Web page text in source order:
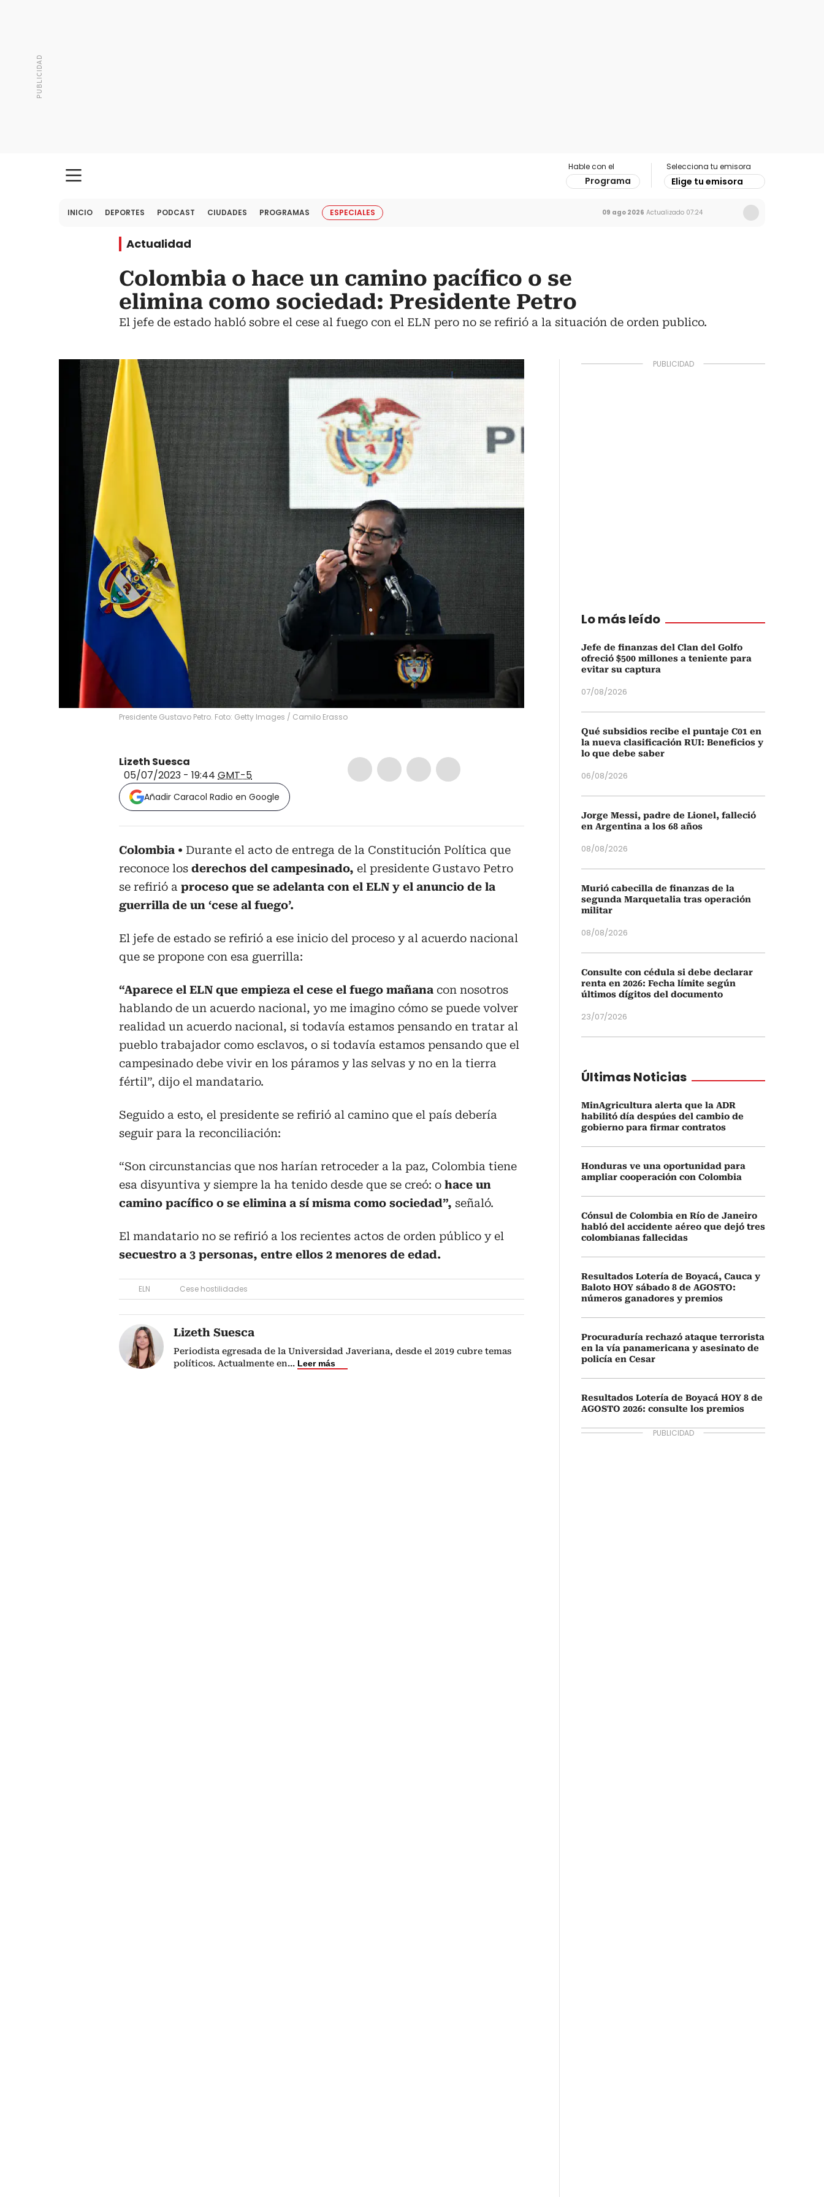
Hable con el
Programa
Selecciona tu emisora
Elige tu emisora
INICIO DEPORTES PODCAST CIUDADES PROGRAMAS ESPECIALES 09 ago 2026 Actualizado 07:24
Actualidad
Colombia o hace un camino pacífico o se
elimina como sociedad: Presidente Petro
El jefe de estado habló sobre el cese al fuego con el ELN pero no se refirió a la situación de orden publico.
Presidente Gustavo Petro. Foto: Getty Images / Camilo Erasso
Lizeth Suesca
05/07/2023 - 19:44 GMT-5
Añadir Caracol Radio en Google
Colombia
Durante el acto de entrega de la Constitución Política que
reconoce los derechos del campesinado, el presidente Gustavo Petro
se refirió a proceso que se adelanta con el ELN y el anuncio de la
guerrilla de un ‘cese al fuego’.
El jefe de estado se refirió a ese inicio del proceso y al acuerdo nacional
que se propone con esa guerrilla:
“Aparece el ELN que empieza el cese el fuego mañana con nosotros
hablando de un acuerdo nacional, yo me imagino cómo se puede volver
realidad un acuerdo nacional, si todavía estamos pensando en tratar al
pueblo trabajador como esclavos, o si todavía estamos pensando que el
campesinado debe vivir en los páramos y las selvas y no en la tierra
fértil”, dijo el mandatario.
Seguido a esto, el presidente se refirió al camino que el país debería
seguir para la reconciliación:
“Son circunstancias que nos harían retroceder a la paz, Colombia tiene
esa disyuntiva y siempre la ha tenido desde que se creó: o hace un
camino pacífico o se elimina a sí misma como sociedad”, señaló.
El mandatario no se refirió a los recientes actos de orden público y el
secuestro a 3 personas, entre ellos 2 menores de edad.
ELN Cese hostilidades
Lizeth Suesca
Periodista egresada de la Universidad Javeriana, desde el 2019 cubre temas
políticos. Actualmente en... Leer más
Lo más leído
Jefe de finanzas del Clan del Golfo
ofreció $500 millones a teniente para
evitar su captura
07/08/2026
Qué subsidios recibe el puntaje C01 en
la nueva clasificación RUI: Beneficios y
lo que debe saber
06/08/2026
Jorge Messi, padre de Lionel, falleció
en Argentina a los 68 años
08/08/2026
Murió cabecilla de finanzas de la
segunda Marquetalia tras operación
militar
08/08/2026
Consulte con cédula si debe declarar
renta en 2026: Fecha límite según
últimos dígitos del documento
23/07/2026
Últimas Noticias
MinAgricultura alerta que la ADR
habilitó día despúes del cambio de
gobierno para firmar contratos
Honduras ve una oportunidad para
ampliar cooperación con Colombia
Cónsul de Colombia en Río de Janeiro
habló del accidente aéreo que dejó tres
colombianas fallecidas
Resultados Lotería de Boyacá, Cauca y
Baloto HOY sábado 8 de AGOSTO:
números ganadores y premios
Procuraduría rechazó ataque terrorista
en la vía panamericana y asesinato de
policía en Cesar
Resultados Lotería de Boyacá HOY 8 de
AGOSTO 2026: consulte los premios